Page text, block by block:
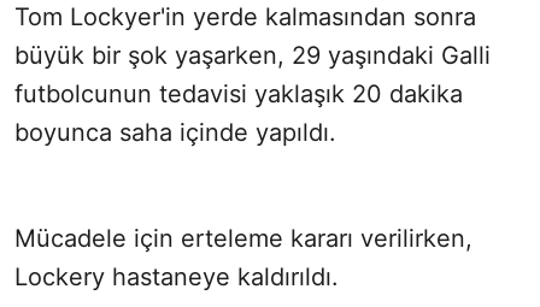
Tom Lockyer'in yerde kalmasından sonra
büyük bir şok yaşarken, 29 yaşındaki Galli
futbolcunun tedavisi yaklaşık 20 dakika
boyunca saha içinde yapıldı.
Mücadele için erteleme kararı verilirken,
Lockery hastaneye kaldırıldı.